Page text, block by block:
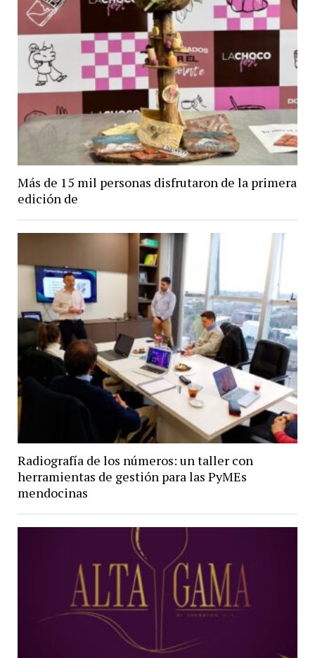
Más de 15 mil personas disfrutaron de la primera
edición de
Radiografía de los números: un taller con
herramientas de gestión para las PyMEs
mendocinas